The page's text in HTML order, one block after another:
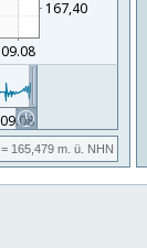
= 165,479 m. ü. NHN